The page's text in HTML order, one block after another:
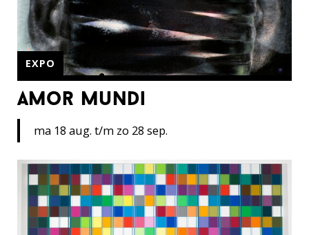
amor mundi
EXPO
ma 18 aug. t/m zo 28 sep.